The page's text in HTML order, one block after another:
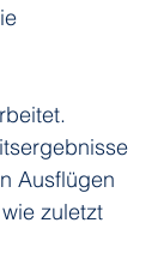
Ausflügen
zuletzt